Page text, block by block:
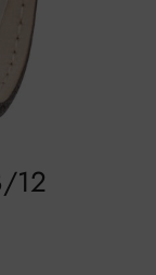
12